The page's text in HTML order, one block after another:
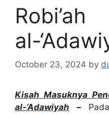
Robi’ah
al-
October 23, 2024 by
Kisah Masuknya
al-‘Adawiyah
–